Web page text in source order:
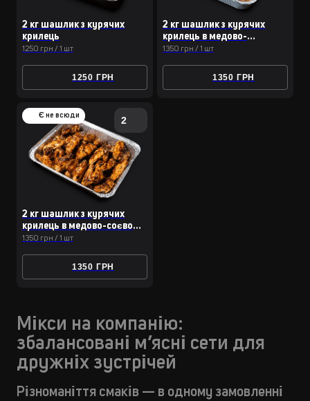
2 кг шашлик з курячих
крилець
1250 грн / 1 шт
1250 ГРН
2 кг шашлик з курячих
крилець в медово-
перцевому соусі
1350 грн / 1 шт
1350 ГРН
2
2 кг шашлик з курячих
крилець в медово-соєвому
соусі
1350 грн / 1 шт
1350 ГРН
Є не всюди
Мікси на компанію:
збалансовані м’ясні сети для
дружніх зустрічей
Різноманіття смаків — в одному замовленні